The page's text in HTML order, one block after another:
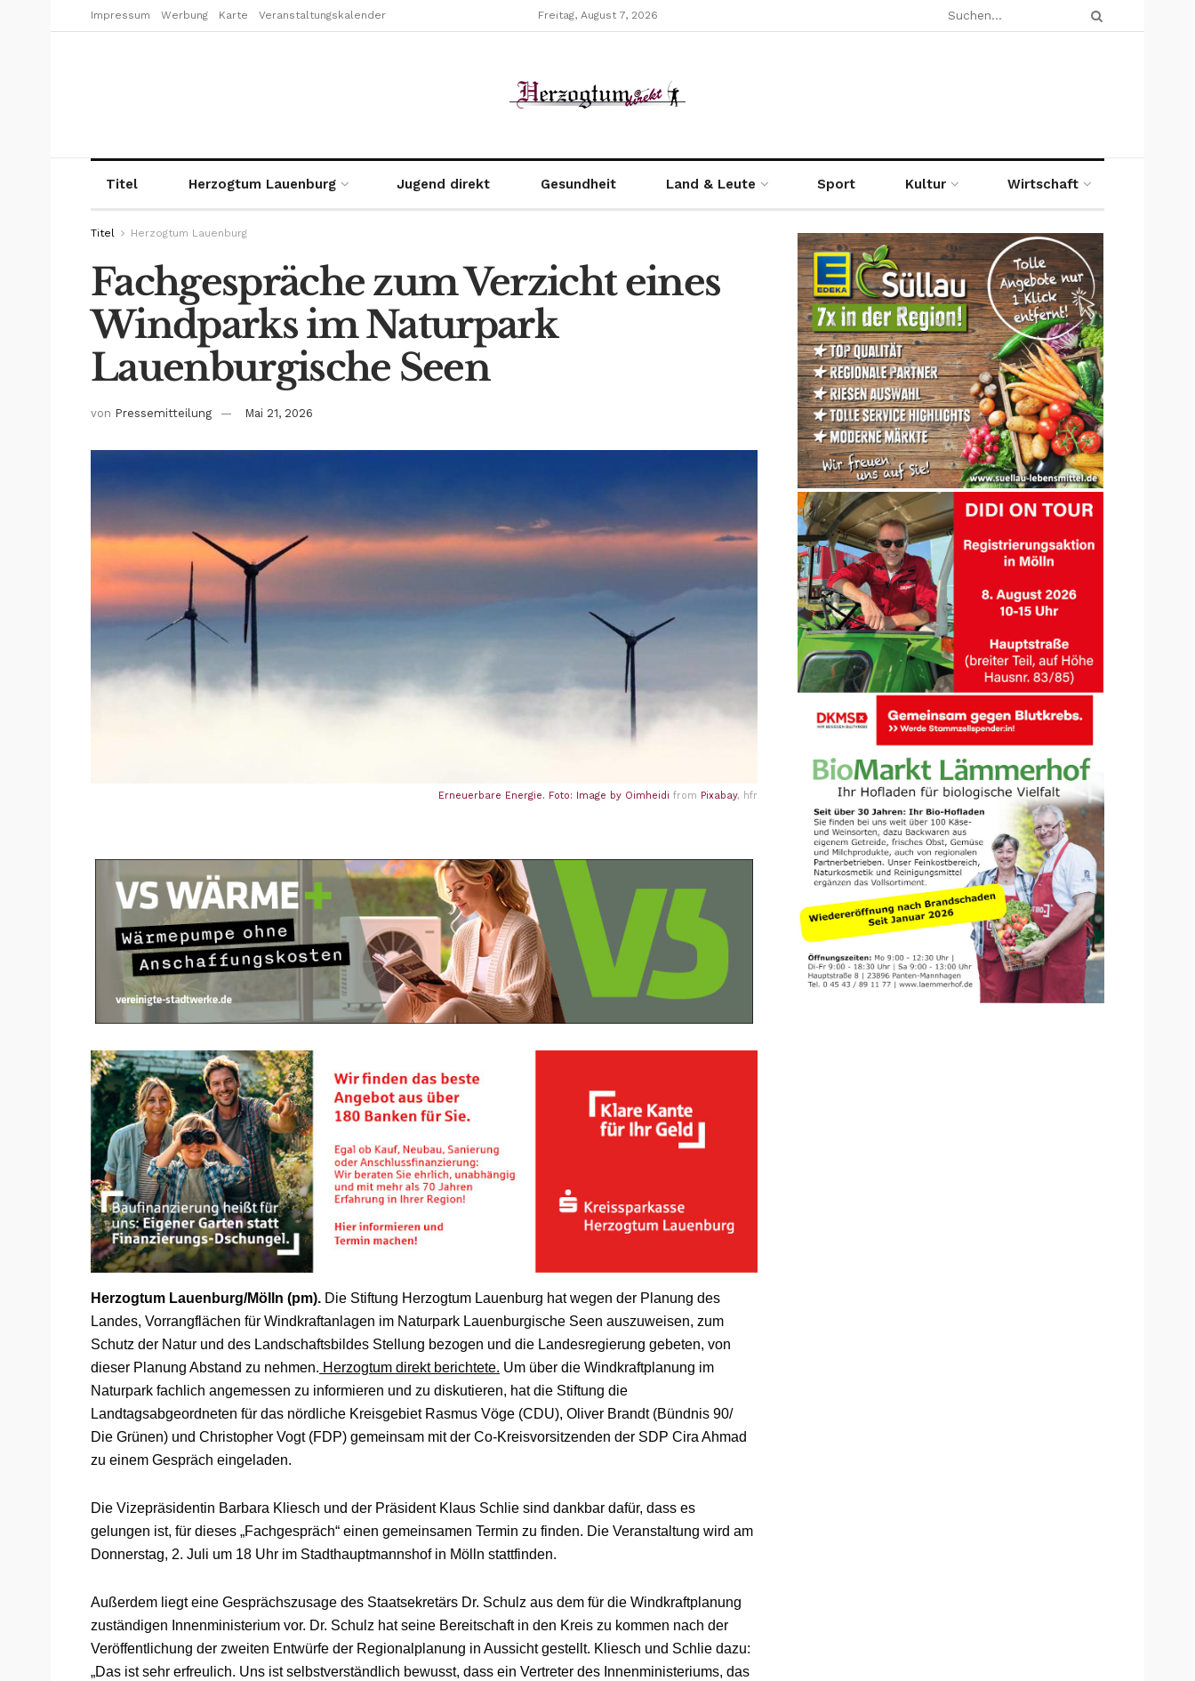
Impressum Werbung Karte Veranstaltungskalender Freitag, August 7, 2026
Titel Herzogtum Lauenburg Jugend direkt Gesundheit Land & Leute Sport Kultur Wirtschaft
Titel Herzogtum Lauenburg
Fachgespräche zum Verzicht eines
Windparks im Naturpark
Lauenburgische Seen
von Pressemitteilung Mai 21, 2026
Erneuerbare Energie. Foto: Image by Oimheidi from Pixabay, hfr
Herzogtum Lauenburg/Mölln (pm). Die Stiftung Herzogtum Lauenburg hat wegen der Planung des
Landes, Vorrangflächen für Windkraftanlagen im Naturpark Lauenburgische Seen auszuweisen, zum
Schutz der Natur und des Landschaftsbildes Stellung bezogen und die Landesregierung gebeten, von
dieser Planung Abstand zu nehmen. Herzogtum direkt berichtete. Um über die Windkraftplanung im
Naturpark fachlich angemessen zu informieren und zu diskutieren, hat die Stiftung die
Landtagsabgeordneten für das nördliche Kreisgebiet Rasmus Vöge (CDU), Oliver Brandt (Bündnis 90/
Die Grünen) und Christopher Vogt (FDP) gemeinsam mit der Co-Kreisvorsitzenden der SDP Cira Ahmad
zu einem Gespräch eingeladen.
Die Vizepräsidentin Barbara Kliesch und der Präsident Klaus Schlie sind dankbar dafür, dass es
gelungen ist, für dieses „Fachgespräch“ einen gemeinsamen Termin zu finden. Die Veranstaltung wird am
Donnerstag, 2. Juli um 18 Uhr im Stadthauptmannshof in Mölln stattfinden.
Außerdem liegt eine Gesprächszusage des Staatsekretärs Dr. Schulz aus dem für die Windkraftplanung
zuständigen Innenministerium vor. Dr. Schulz hat seine Bereitschaft in den Kreis zu kommen nach der
Veröffentlichung der zweiten Entwürfe der Regionalplanung in Aussicht gestellt. Kliesch und Schlie dazu:
„Das ist sehr erfreulich. Uns ist selbstverständlich bewusst, dass ein Vertreter des Innenministeriums, das